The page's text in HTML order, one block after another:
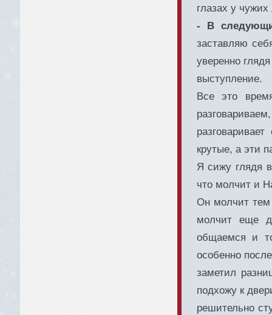
глазах у
- В
заставляю
уверенно
выступление.
Все это
крутые, а эти
Я сижу глядя
что молчит и
Он молчит тем
молчит еще
общаемся и
особенно
заметил
подхожу к
решительно